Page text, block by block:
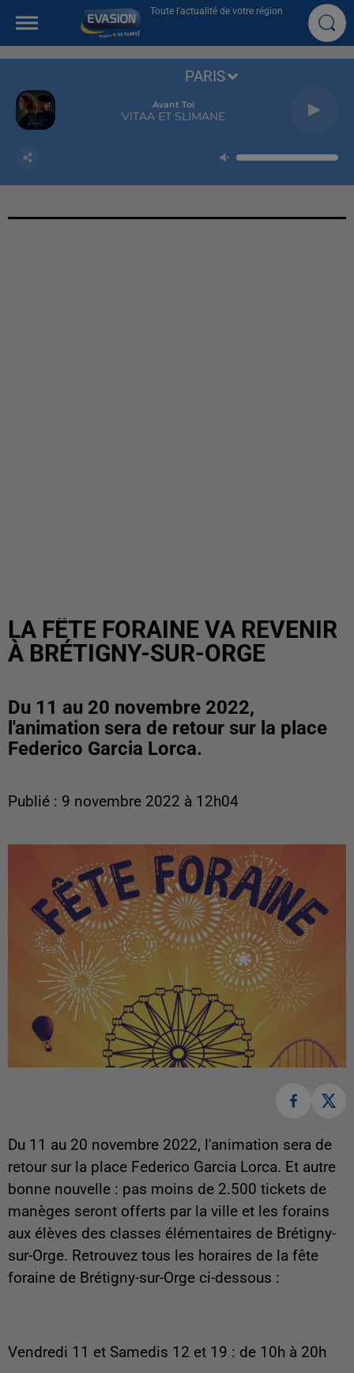
Toute l'actualité de votre région
Avant Toi
VITAA ET SLIMANE
PARIS
LA FÊTE FORAINE VA REVENIR
À BRÉTIGNY-SUR-ORGE
Du 11 au 20 novembre 2022,
l'animation sera de retour sur la place
Federico Garcia Lorca.
Publié : 9 novembre 2022 à 12h04
Du 11 au 20 novembre 2022, l'animation sera de
retour sur la place Federico Garcia Lorca. Et autre
bonne nouvelle : pas moins de 2.500 tickets de
manèges seront offerts par la ville et les forains
aux élèves des classes élémentaires de Brétigny-
sur-Orge. Retrouvez tous les horaires de la fête
foraine de Brétigny-sur-Orge ci-dessous :
Vendredi 11 et Samedis 12 et 19 : de 10h à 20h